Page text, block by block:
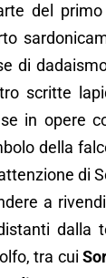
del
di
scritte
in opere
della
di
a
dalla
tra cui